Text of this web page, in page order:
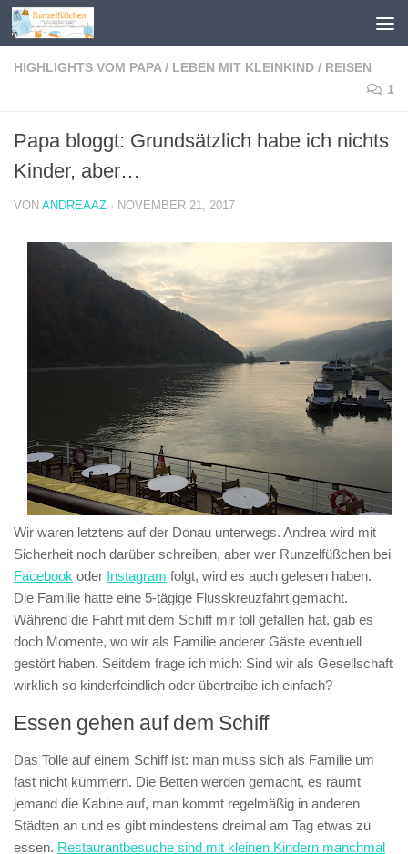
Zum Inhalt springen
HIGHLIGHTS VOM PAPA / LEBEN MIT KLEINKIND / REISEN
1
Papa bloggt: Grundsätzlich habe ich nichts
Kinder, aber…
VON ANDREAAZ · NOVEMBER 21, 2017
Wir waren letztens auf der Donau unterwegs. Andrea wird mit
Sicherheit noch darüber schreiben, aber wer Runzelfüßchen bei
Facebook oder Instagram folgt, wird es auch gelesen haben.
Die Familie hatte eine 5-tägige Flusskreuzfahrt gemacht.
Während die Fahrt mit dem Schiff mir toll gefallen hat, gab es
doch Momente, wo wir als Familie anderer Gäste eventuell
gestört haben. Seitdem frage ich mich: Sind wir als Gesellschaft
wirklich so kinderfeindlich oder übertreibe ich einfach?
Essen gehen auf dem Schiff
Das Tolle auf einem Schiff ist: man muss sich als Familie um
fast nicht kümmern. Die Betten werden gemacht, es räumt
jemand die Kabine auf, man kommt regelmäßig in anderen
Städten an und es gibt mindestens dreimal am Tag etwas zu
essen. Restaurantbesuche sind mit kleinen Kindern manchmal